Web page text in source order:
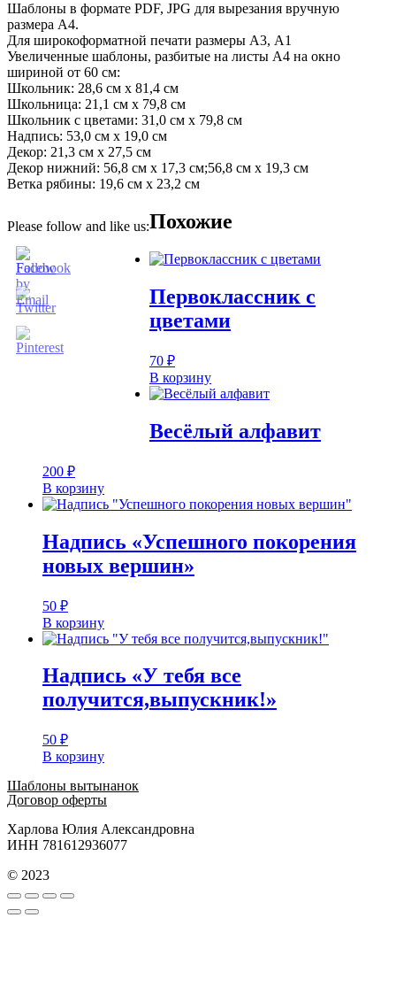
Шаблоны в формате PDF, JPG для вырезания вручную
размера А4.
Для широкоформатной печати размеры А3, А1
Увеличенные шаблоны, разбитые на листы А4 на окно
шириной от 60 см:
Школьник: 28,6 см х 81,4 см
Школьница: 21,1 см х 79,8 см
Школьник с цветами: 31,0 см х 79,8 см
Надпись: 53,0 см х 19,0 см
Декор: 21,3 см х 27,5 см
Декор нижний: 56,8 см х 17,3 см;56,8 см х 19,3 см
Ветка рябины: 19,6 см х 23,2 см
Please follow and like us:Похожие
Первоклассник с
цветами
70 ₽
В корзину
Весёлый алфавит
200 ₽
В корзину
Надпись «Успешного покорения
новых вершин»
50 ₽
В корзину
Надпись «У тебя все
получится,выпускник!»
50 ₽
В корзину
Шаблоны вытынанок
Договор оферты
Харлова Юлия Александровна
ИНН 781612936077
© 2023